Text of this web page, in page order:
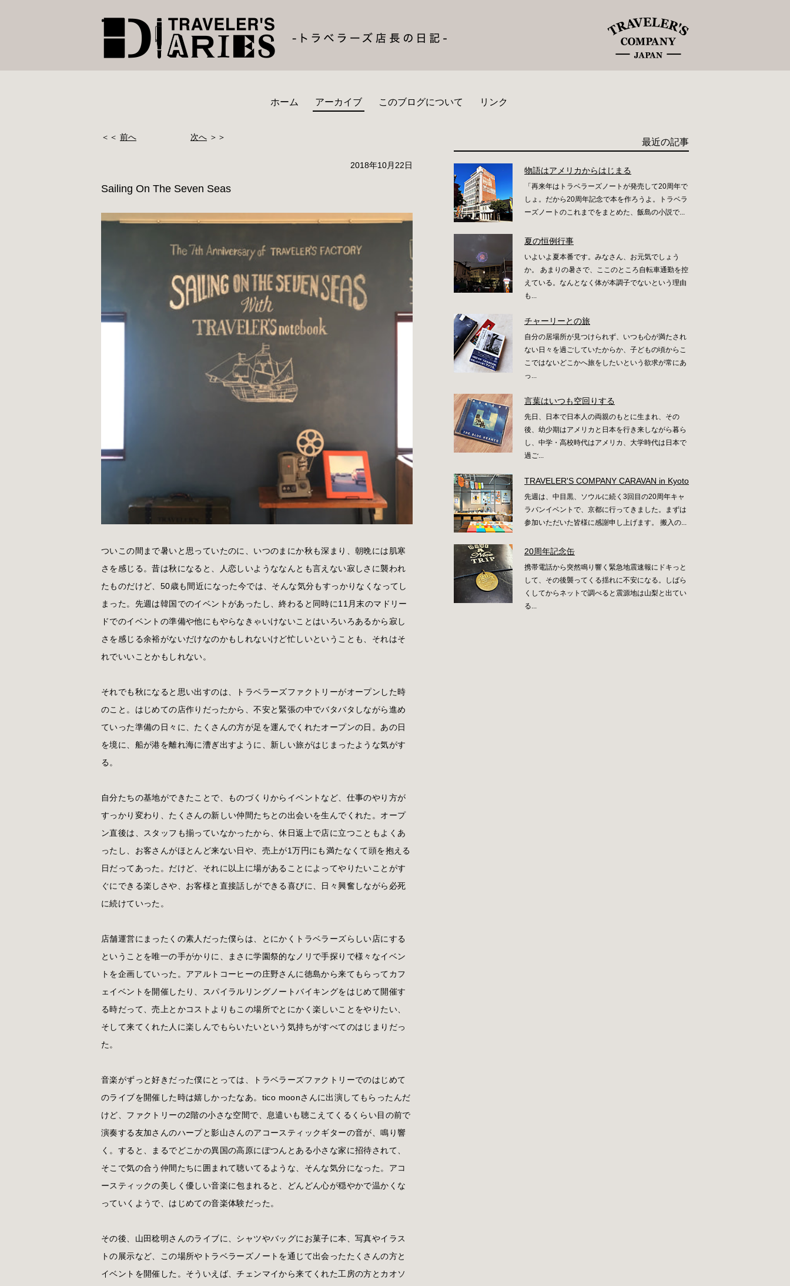
ホーム アーカイブ このブログについて リンク
＜＜ 前へ 次へ ＞＞
2018年10月22日
Sailing On The Seven Seas
ついこの間まで暑いと思っていたのに、いつのまにか秋も深まり、朝晩には肌寒
さを感じる。昔は秋になると、人恋しいようななんとも言えない寂しさに襲われ
たものだけど、50歳も間近になった今では、そんな気分もすっかりなくなってし
まった。先週は韓国でのイベントがあったし、終わると同時に11月末のマドリー
ドでのイベントの準備や他にもやらなきゃいけないことはいろいろあるから寂し
さを感じる余裕がないだけなのかもしれないけど忙しいということも、それはそ
れでいいことかもしれない。
それでも秋になると思い出すのは、トラベラーズファクトリーがオープンした時
のこと。はじめての店作りだったから、不安と緊張の中でバタバタしながら進め
ていった準備の日々に、たくさんの方が足を運んでくれたオープンの日。あの日
を境に、船が港を離れ海に漕ぎ出すように、新しい旅がはじまったような気がす
る。
自分たちの基地ができたことで、ものづくりからイベントなど、仕事のやり方が
すっかり変わり、たくさんの新しい仲間たちとの出会いを生んでくれた。オープ
ン直後は、スタッフも揃っていなかったから、休日返上で店に立つこともよくあ
ったし、お客さんがほとんど来ない日や、売上が1万円にも満たなくて頭を抱える
日だってあった。だけど、それに以上に場があることによってやりたいことがす
ぐにできる楽しさや、お客様と直接話しができる喜びに、日々興奮しながら必死
に続けていった。
店舗運営にまったくの素人だった僕らは、とにかくトラベラーズらしい店にする
ということを唯一の手がかりに、まさに学園祭的なノリで手探りで様々なイベン
トを企画していった。アアルトコーヒーの庄野さんに徳島から来てもらってカフ
ェイベントを開催したり、スパイラルリングノートバイキングをはじめて開催す
る時だって、売上とかコストよりもこの場所でとにかく楽しいことをやりたい、
そして来てくれた人に楽しんでもらいたいという気持ちがすべてのはじまりだっ
た。
音楽がずっと好きだった僕にとっては、トラベラーズファクトリーでのはじめて
のライブを開催した時は嬉しかったなあ。tico moonさんに出演してもらったんだ
けど、ファクトリーの2階の小さな空間で、息遣いも聴こえてくるくらい目の前で
演奏する友加さんのハープと影山さんのアコースティックギターの音が、鳴り響
く。すると、まるでどこかの異国の高原にぽつんとある小さな家に招待されて、
そこで気の合う仲間たちに囲まれて聴いてるような、そんな気分になった。アコ
ースティックの美しく優しい音楽に包まれると、どんどん心が穏やかで温かくな
っていくようで、はじめての音楽体験だった。
その後、山田稔明さんのライブに、シャツやバッグにお菓子に本、写真やイラス
トの展示など、この場所やトラベラーズノートを通じて出会ったたくさんの方と
イベントを開催した。そういえば、チェンマイから来てくれた工房の方とカオソ
最近の記事
物語はアメリカからはじまる
「再来年はトラベラーズノートが発売して20周年で
しょ。だから20周年記念で本を作ろうよ。トラベラ
ーズノートのこれまでをまとめた、飯島の小説で...
夏の恒例行事
いよいよ夏本番です。みなさん、お元気でしょう
か。 あまりの暑さで、ここのところ自転車通勤を控
えている。なんとなく体が本調子でないという理由
も...
チャーリーとの旅
自分の居場所が見つけられず、いつも心が満たされ
ない日々を過ごしていたからか、子どもの頃からこ
こではないどこかへ旅をしたいという欲求が常にあ
っ...
言葉はいつも空回りする
先日、日本で日本人の両親のもとに生まれ、その
後、幼少期はアメリカと日本を行き来しながら暮ら
し、中学・高校時代はアメリカ、大学時代は日本で
過ご...
TRAVELER'S COMPANY CARAVAN in Kyoto
先週は、中目黒、ソウルに続く3回目の20周年キャ
ラバンイベントで、京都に行ってきました。まずは
参加いただいた皆様に感謝申し上げます。 搬入の...
20周年記念缶
携帯電話から突然鳴り響く緊急地震速報にドキっと
して、その後襲ってくる揺れに不安になる。しばら
くしてからネットで調べると震源地は山梨と出てい
る...